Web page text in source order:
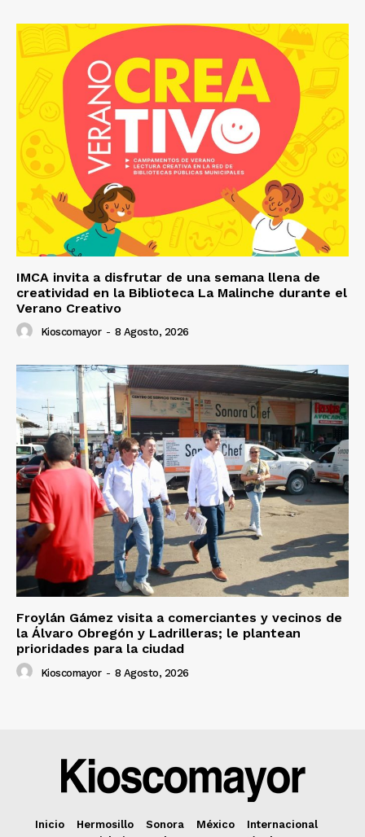
IMCA invita a disfrutar de una semana llena de
creatividad en la Biblioteca La Malinche durante el
Verano Creativo
Kioscomayor - 8 Agosto, 2026
Froylán Gámez visita a comerciantes y vecinos de
la Álvaro Obregón y Ladrilleras; le plantean
prioridades para la ciudad
Kioscomayor - 8 Agosto, 2026
Inicio Hermosillo Sonora México
Internacional